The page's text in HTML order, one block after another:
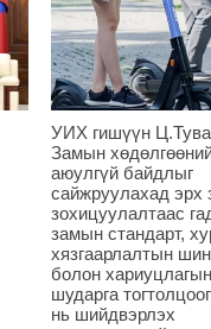
УИХ гишүүн
Замын
аюулгүй байдлыг
сайжруулахад эрх
зохицуулалтаас
замын стандарт,
хязгаарлалтын
болон хариуцлагын
шударга
нь шийдвэрлэх